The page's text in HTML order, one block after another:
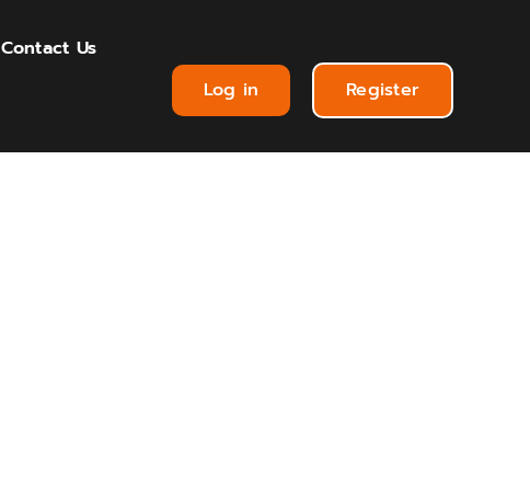
Contact Us
Log in Register